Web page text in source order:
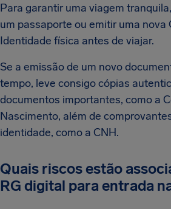
Para garantir uma viagem
um passaporte ou emitir uma nova
Identidade física antes de viajar.
Se a emissão de um novo
tempo, leve consigo cópias
documentos importantes, como a
Nascimento, além de
identidade, como a CNH.
Quais riscos estão
RG digital para entrada